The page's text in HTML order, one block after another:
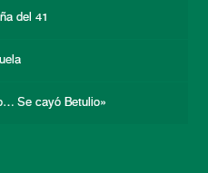
del 41
Se cayó Betulio»